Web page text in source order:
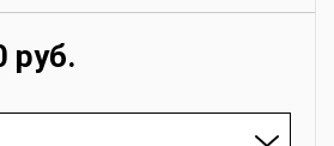
руб.